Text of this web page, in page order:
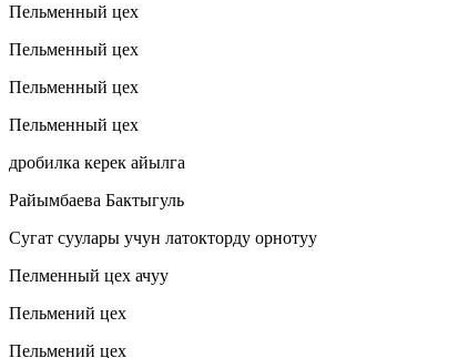
Пельменный цех
Пельменный цех
Пельменный цех
Пельменный цех
дробилка керек айылга
Райымбаева Бактыгуль
Сугат суулары учун латокторду орнотуу
Пелменный цех ачуу
Пельмений цех
Пельмений цех